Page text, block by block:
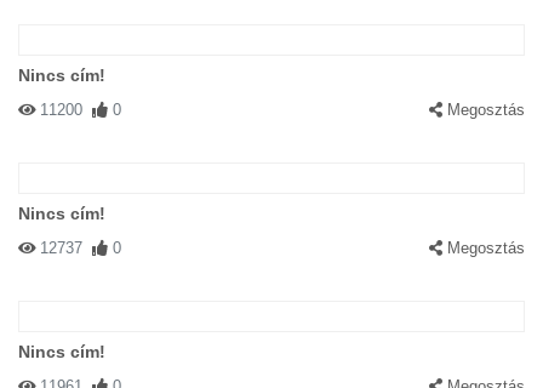
Nincs cím!
11200 0 Megosztás
Nincs cím!
12737 0 Megosztás
Nincs cím!